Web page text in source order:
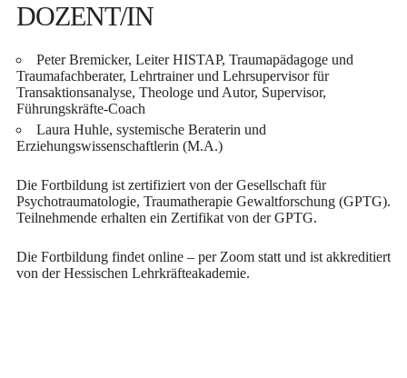
DOZENT/IN
Peter Bremicker, Leiter HISTAP, Traumapädagoge und
Traumafachberater, Lehrtrainer und Lehrsupervisor für
Transaktionsanalyse, Theologe und Autor, Supervisor,
Führungskräfte-Coach
Laura Huhle, systemische Beraterin und
Erziehungswissenschaftlerin (M.A.)
Die Fortbildung ist zertifiziert von der Gesellschaft für
Psychotraumatologie, Traumatherapie Gewaltforschung (GPTG).
Teilnehmende erhalten ein Zertifikat von der GPTG.
Die Fortbildung findet online – per Zoom statt und ist akkreditiert
von der Hessischen Lehrkräfteakademie.